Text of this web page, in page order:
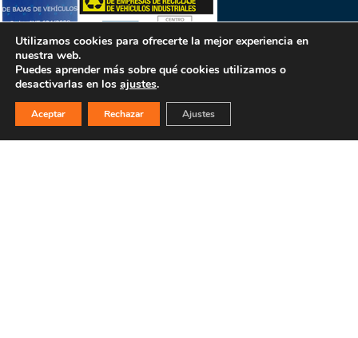
PULSA PARA MÁS INFORMACIÓN
Utilizamos cookies para ofrecerte la mejor experiencia en
nuestra web.
Puedes aprender más sobre qué cookies utilizamos o
desactivarlas en los ajustes.
Aceptar Rechazar Ajustes